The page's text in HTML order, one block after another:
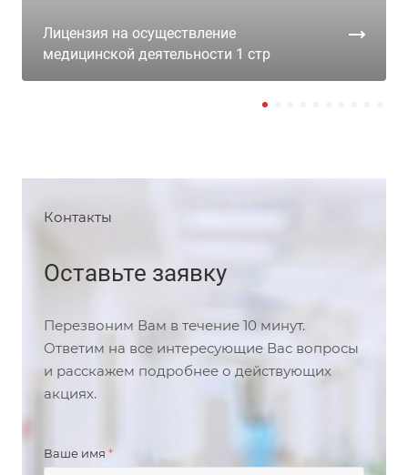
Лицензия на осуществление
медицинской деятельности 1 стр
Контакты
Оставьте заявку
Перезвоним Вам в течение 10 минут.
Ответим на все интересующие Вас вопросы
и расскажем подробнее о действующих
акциях.
Ваше имя *